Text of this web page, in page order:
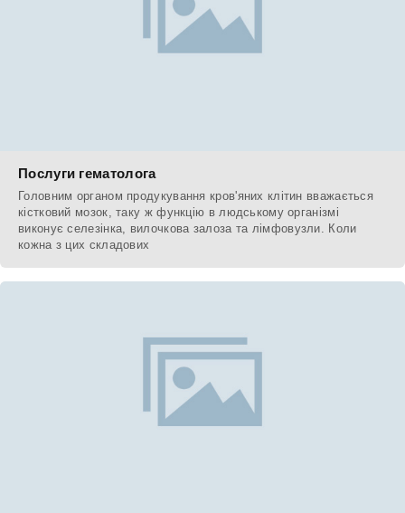
Послуги гематолога
Головним органом продукування кров'яних клітин вважається
кістковий мозок, таку ж функцію в людському організмі
виконує селезінка, вилочкова залоза та лімфовузли. Коли
кожна з цих складових